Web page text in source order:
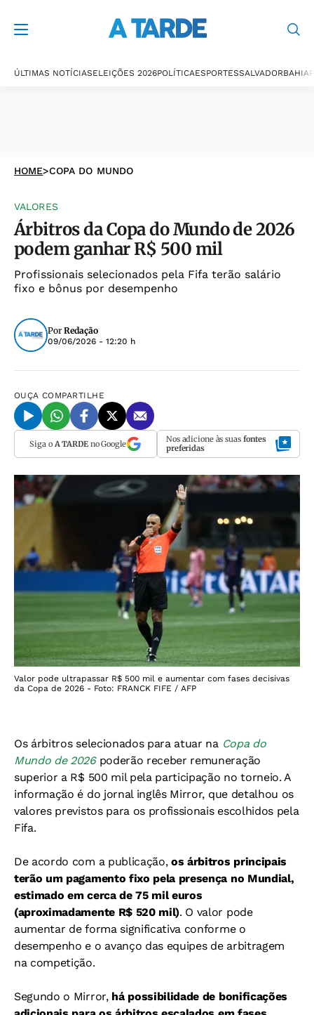
ÚLTIMAS NOTÍCIASELEIÇÕES 2026POLÍTICAESPORTESSALVADORBAHIA
HOME>COPA DO MUNDO
VALORES
Árbitros da Copa do Mundo de 2026
podem ganhar R$ 500 mil
Profissionais selecionados pela Fifa terão salário
fixo e bônus por desempenho
Por Redação
09/06/2026 - 12:20 h
OUÇA COMPARTILHE
Siga o A TARDEno Google Nos adicione às suas fontes
preferidas
Valor pode ultrapassar R$ 500 mil e aumentar com fases decisivas
da Copa de 2026 - Foto: FRANCK FIFE / AFP
Os árbitros selecionados para atuar na Copa do
Mundo de 2026poderão receber remuneração
superior a R$ 500 mil pela participação no torneio. A
informação é do jornal inglês Mirror, que detalhou os
valores previstos para os profissionais escolhidos pela
Fifa.
De acordo com a publicação,os árbitros principais
terão um pagamento fixo pela presença no Mundial,
estimado em cerca de 75 mil euros
(aproximadamente R$ 520 mil). O valor pode
aumentar de forma significativa conforme o
desempenho e o avanço das equipes de arbitragem
na competição.
Segundo o Mirror, há possibilidade de bonificações